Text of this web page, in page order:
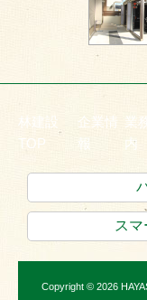
林建設
TOP
企業情
報
業
内
ス
Copyright © 2026